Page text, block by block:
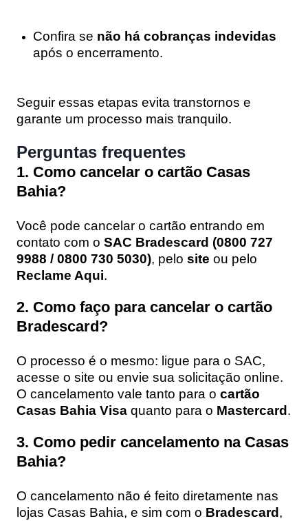
Confira se não há cobranças indevidas
após o encerramento.
Seguir essas etapas evita transtornos e
garante um processo mais tranquilo.
Perguntas frequentes
1. Como cancelar o cartão Casas
Bahia?
Você pode cancelar o cartão entrando em
contato com o SAC Bradescard (0800 727
9988 / 0800 730 5030), pelo site ou pelo
Reclame Aqui.
2. Como faço para cancelar o cartão
Bradescard?
O processo é o mesmo: ligue para o SAC,
acesse o site ou envie sua solicitação online.
O cancelamento vale tanto para o cartão
Casas Bahia Visa quanto para o Mastercard .
3. Como pedir cancelamento na Casas
Bahia?
O cancelamento não é feito diretamente nas
lojas Casas Bahia, e sim com o Bradescard ,